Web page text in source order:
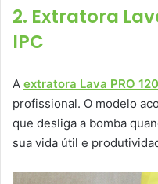
2. Extratora
IPC
A extratora Lava PRO
profissional. O modelo
que desliga a bomba
sua vida útil e